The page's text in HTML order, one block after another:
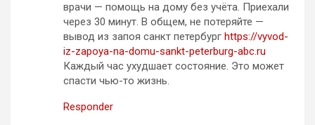
врачи — помощь на дому без учёта. Приехали
через 30 минут. В общем, не потеряйте —
вывод из запоя санкт петербург https://vyvod-
iz-zapoya-na-domu-sankt-peterburg-abc.ru
Каждый час ухудшает состояние. Это может
спасти чью-то жизнь.
Responder